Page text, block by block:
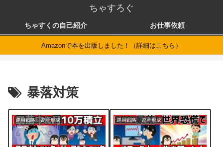
ちゃすろぐ
ちゃすくの自己紹介 お仕事依頼
Amazonで本を出版しました！（詳細はこちら）
暴落対策
運用戦略・資産形成 運用戦略・資産形成